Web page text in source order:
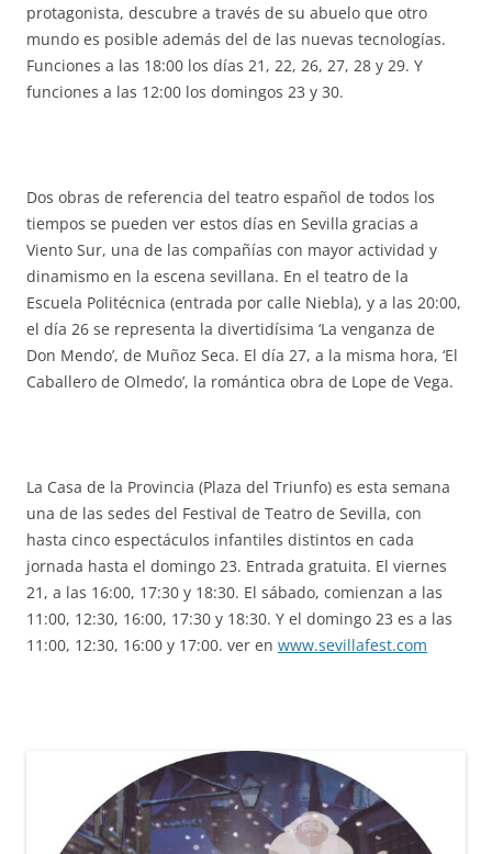
protagonista, descubre a través de su abuelo que otro
mundo es posible además del de las nuevas tecnologías.
Funciones a las 18:00 los días 21, 22, 26, 27, 28 y 29. Y
funciones a las 12:00 los domingos 23 y 30.
Dos obras de referencia del teatro español de todos los
tiempos se pueden ver estos días en Sevilla gracias a
Viento Sur, una de las compañías con mayor actividad y
dinamismo en la escena sevillana. En el teatro de la
Escuela Politécnica (entrada por calle Niebla), y a las 20:00,
el día 26 se representa la divertidísima ‘La venganza de
Don Mendo’, de Muñoz Seca. El día 27, a la misma hora, ‘El
Caballero de Olmedo’, la romántica obra de Lope de Vega.
La Casa de la Provincia (Plaza del Triunfo) es esta semana
una de las sedes del Festival de Teatro de Sevilla, con
hasta cinco espectáculos infantiles distintos en cada
jornada hasta el domingo 23. Entrada gratuita. El viernes
21, a las 16:00, 17:30 y 18:30. El sábado, comienzan a las
11:00, 12:30, 16:00, 17:30 y 18:30. Y el domingo 23 es a las
11:00, 12:30, 16:00 y 17:00. ver en www.sevillafest.com